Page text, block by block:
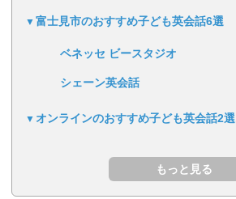
富士見市のおすすめ子ども英会話6選
ベネッセ ビースタジオ
シェーン英会話
オンラインのおすすめ子ども英会話2選